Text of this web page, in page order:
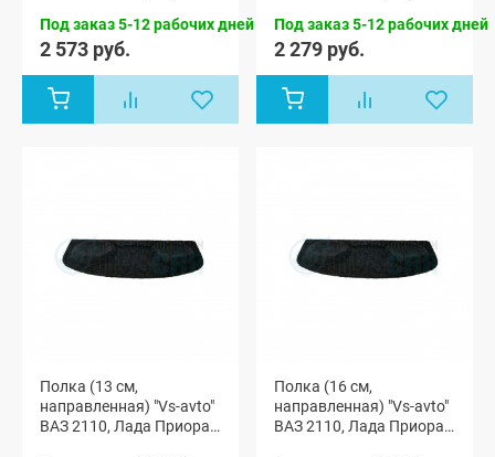
2170)
Под заказ 5-12 рабочих дней
2 573 руб.
2170)
Под заказ 5-12 рабочих дней
2 279 руб.
Полка (13 см,
направленная) "Vs-avto"
ВАЗ 2110, Лада Приора
Полка (16 см,
направленная) "Vs-avto"
ВАЗ 2110, Лада Приора